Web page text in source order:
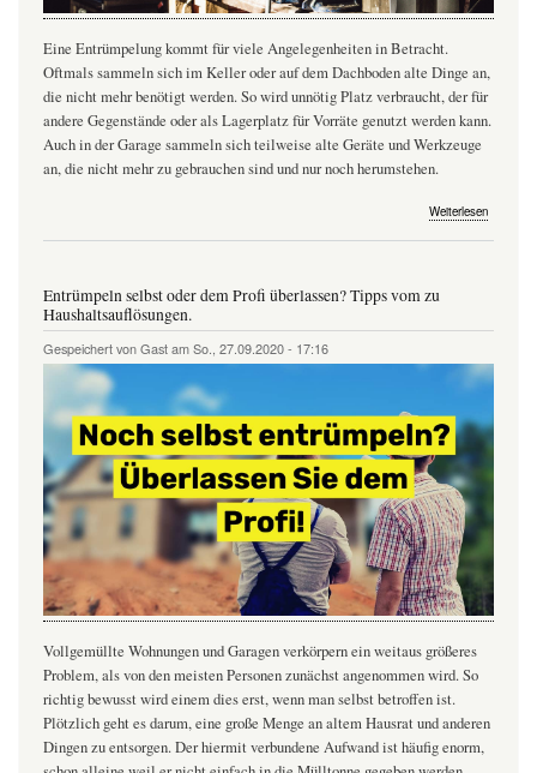
Eine Entrümpelung kommt für viele Angelegenheiten in Betracht.
Oftmals sammeln sich im Keller oder auf dem Dachboden alte Dinge an,
die nicht mehr benötigt werden. So wird unnötig Platz verbraucht, der für
andere Gegenstände oder als Lagerplatz für Vorräte genutzt werden kann.
Auch in der Garage sammeln sich teilweise alte Geräte und Werkzeuge
an, die nicht mehr zu gebrauchen sind und nur noch herumstehen.
Weiterlesen
Festpreis
Entrümpeln selbst oder dem Profi überlassen? Tipps vom zu
Haushaltsauflösungen.
Gespeichert vonGastamSo., 27.09.2020 - 17:16
Vollgemüllte Wohnungen und Garagen verkörpern ein weitaus größeres
Problem, als von den meisten Personen zunächst angenommen wird. So
richtig bewusst wird einem dies erst, wenn man selbst betroffen ist.
Plötzlich geht es darum, eine große Menge an altem Hausrat und anderen
Dingen zu entsorgen. Der hiermit verbundene Aufwand ist häufig enorm,